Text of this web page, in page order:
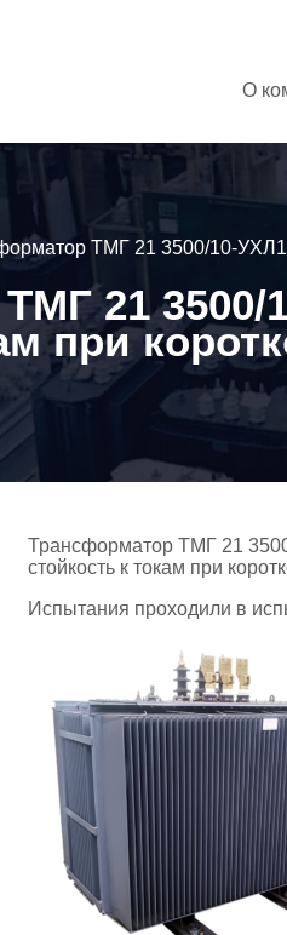
О
ТМГ 21 3500/10-
21
при
Трансформатор ТМГ 21
стойкость к токам при
Испытания проходили в